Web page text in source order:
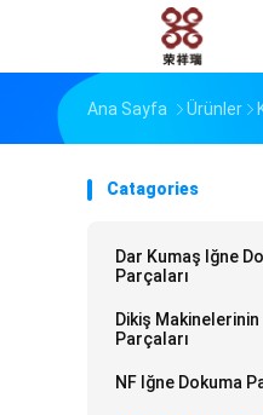
Ana Sayfa Ürünler
Catagories
Dar Kumaş Iğne
Parçaları
Dikiş Makinelerinin
Parçaları
NF Iğne Dokuma